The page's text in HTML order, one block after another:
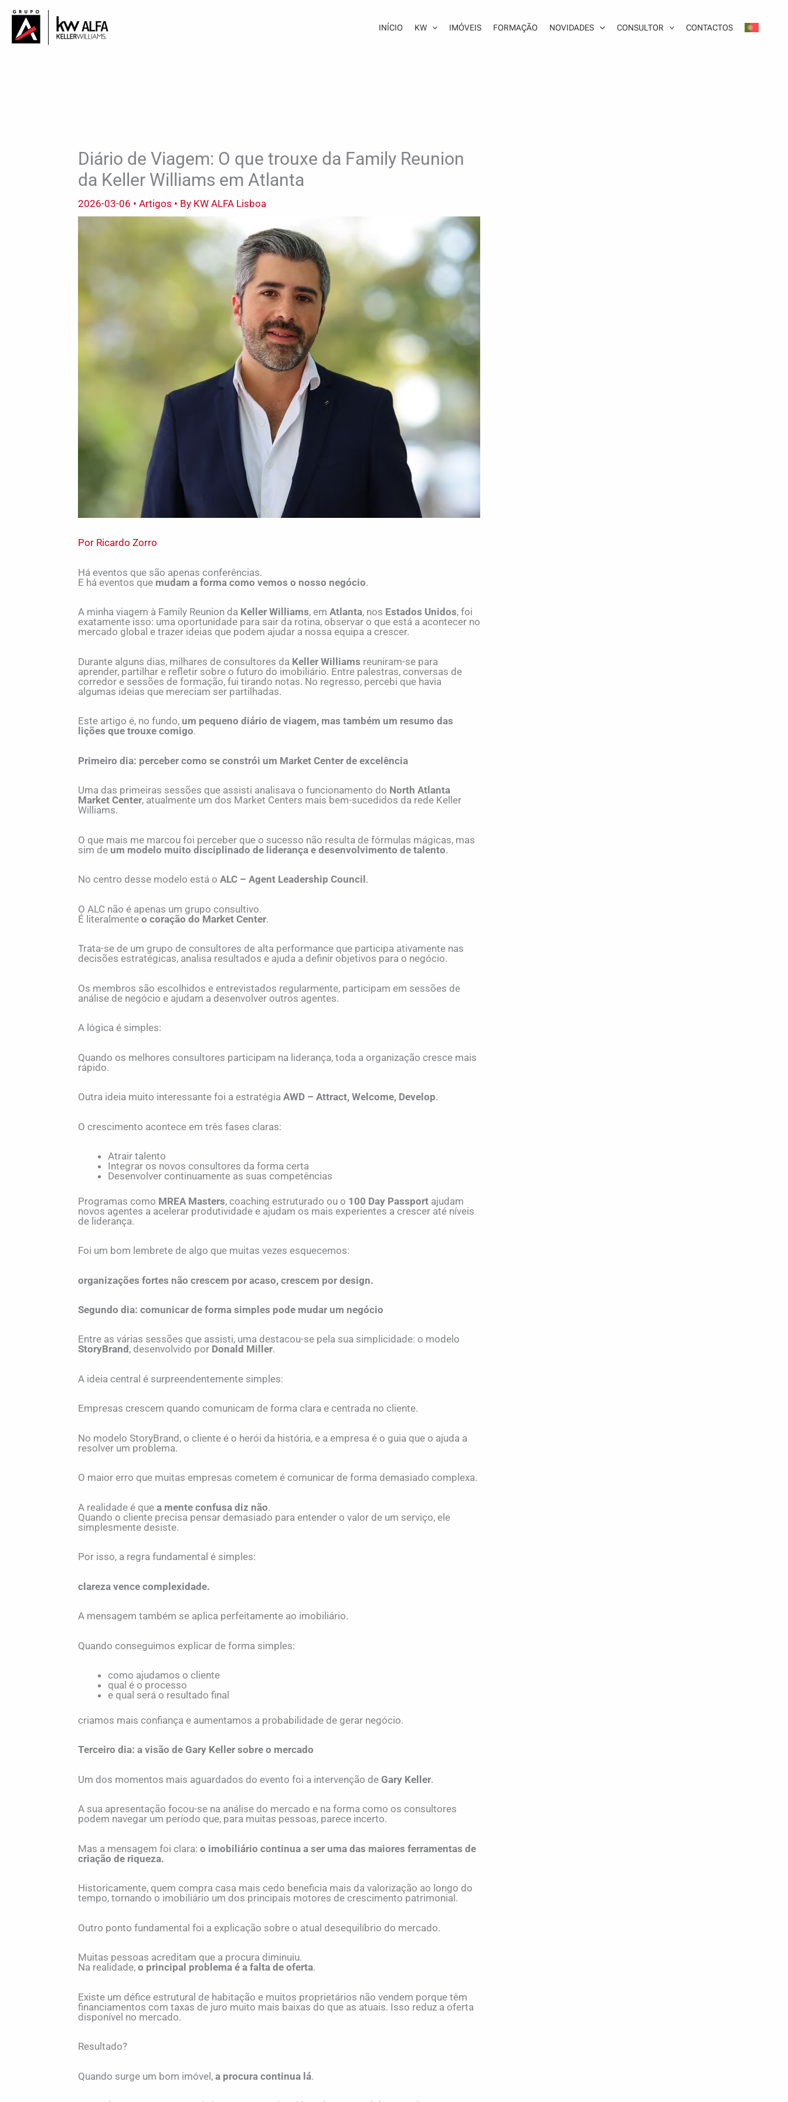
content
INÍCIO KW IMÓVEIS FORMAÇÃO NOVIDADES CONSULTOR CONTACTOS
Diário de Viagem: O que trouxe da Family Reunion
da Keller Williams em Atlanta
2026-03-06 •Artigos • By KW ALFA Lisboa
Por Ricardo Zorro
Há eventos que são apenas conferências.
E há eventos que mudam a forma como vemos o nosso negócio.
A minha viagem à Family Reunion da Keller Williams, emAtlanta, nos Estados Unidos, foi
exatamente isso: uma oportunidade para sair da rotina, observar o que está a acontecer no
mercado global e trazer ideias que podem ajudar a nossa equipa a crescer.
Durante alguns dias, milhares de consultores da Keller Williams reuniram-se para
aprender, partilhar e refletir sobre o futuro do imobiliário. Entre palestras, conversas de
corredor e sessões de formação, fui tirando notas. No regresso, percebi que havia
algumas ideias que mereciam ser partilhadas.
Este artigo é, no fundo, um pequeno diário de viagem, mas também um resumo das
lições que trouxe comigo.
Primeiro dia: perceber como se constrói um Market Center de excelência
Uma das primeiras sessões que assisti analisava o funcionamento do North Atlanta
Market Center, atualmente um dos Market Centers mais bem-sucedidos da rede Keller
Williams.
O que mais me marcou foi perceber que o sucesso não resulta de fórmulas mágicas, mas
sim de um modelo muito disciplinado de liderança e desenvolvimento de talento.
No centro desse modelo está oALC – Agent Leadership Council .
O ALC não é apenas um grupo consultivo.
É literalmenteo coração do Market Center.
Trata-se de um grupo de consultores de alta performance que participa ativamente nas
decisões estratégicas, analisa resultados e ajuda a definir objetivos para o negócio.
Os membros são escolhidos e entrevistados regularmente, participam em sessões de
análise de negócio e ajudam a desenvolver outros agentes.
A lógica é simples:
Quando os melhores consultores participam na liderança, toda a organização cresce mais
rápido.
Outra ideia muito interessante foi a estratégiaAWD – Attract, Welcome, Develop.
O crescimento acontece em três fases claras:
Atrair talento
Integrar os novos consultores da forma certa
Desenvolver continuamente as suas competências
Programas como MREA Masters, coaching estruturado ou o 100 Day Passport ajudam
novos agentes a acelerar produtividade e ajudam os mais experientes a crescer até níveis
de liderança.
Foi um bom lembrete de algo que muitas vezes esquecemos:
organizações fortes não crescem por acaso, crescem por design.
Segundo dia: comunicar de forma simples pode mudar um negócio
Entre as várias sessões que assisti, uma destacou-se pela sua simplicidade: o modelo
StoryBrand , desenvolvido por Donald Miller.
A ideia central é surpreendentemente simples:
Empresas crescem quando comunicam de forma clara e centrada no cliente.
No modelo StoryBrand, o cliente é o herói da história, e a empresa é o guia que o ajuda a
resolver um problema.
O maior erro que muitas empresas cometem é comunicar de forma demasiado complexa.
A realidade é quea mente confusa diz não.
Quando o cliente precisa pensar demasiado para entender o valor de um serviço, ele
simplesmente desiste.
Por isso, a regra fundamental é simples:
clareza vence complexidade.
A mensagem também se aplica perfeitamente ao imobiliário.
Quando conseguimos explicar de forma simples:
como ajudamos o cliente
qual é o processo
e qual será o resultado final
criamos mais confiança e aumentamos a probabilidade de gerar negócio.
Terceiro dia: a visão de Gary Keller sobre o mercado
Um dos momentos mais aguardados do evento foi a intervenção deGary Keller.
A sua apresentação focou-se na análise do mercado e na forma como os consultores
podem navegar um período que, para muitas pessoas, parece incerto.
Mas a mensagem foi clara:o imobiliário continua a ser uma das maiores ferramentas de
criação de riqueza.
Historicamente, quem compra casa mais cedo beneficia mais da valorização ao longo do
tempo, tornando o imobiliário um dos principais motores de crescimento patrimonial.
Outro ponto fundamental foi a explicação sobre o atual desequilíbrio do mercado.
Muitas pessoas acreditam que a procura diminuiu.
Na realidade,o principal problema é a falta de oferta.
Existe um défice estrutural de habitação e muitos proprietários não vendem porque têm
financiamentos com taxas de juro muito mais baixas do que as atuais. Isso reduz a oferta
disponível no mercado.
Resultado?
Quando surge um bom imóvel,a procura continua lá.